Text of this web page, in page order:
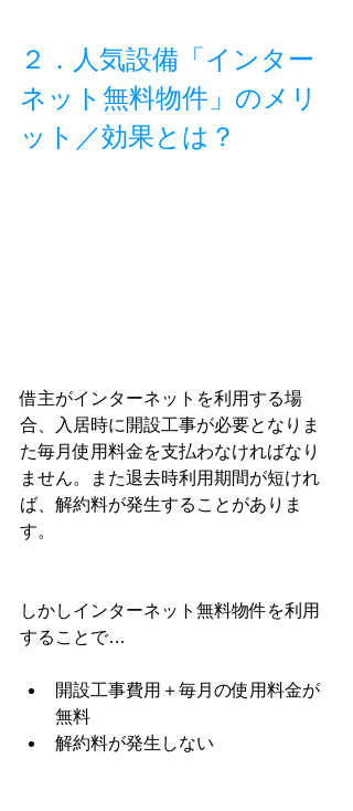
２．人気設備「インター
ネット無料物件」のメリ
ット／効果とは？
借主がインターネットを利用する場
合、入居時に開設工事が必要となりま
た毎月使用料金を支払わなければなり
ません。また退去時利用期間が短けれ
ば、解約料が発生することがありま
す。
しかしインターネット無料物件を利用
することで…
開設工事費用＋毎月の使用料金が
無料
解約料が発生しない